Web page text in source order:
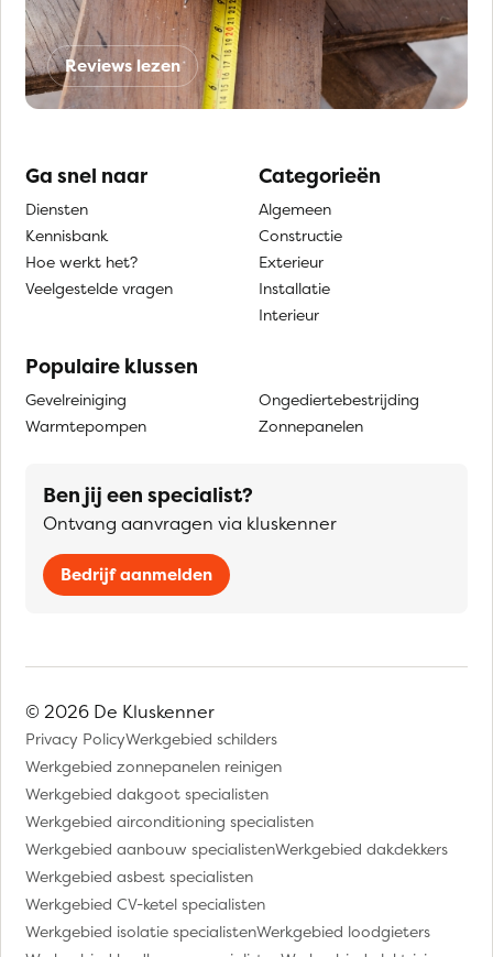
Reviews lezen
Ga snel naar
Diensten
Kennisbank
Hoe werkt het?
Veelgestelde vragen
Categorieën
Algemeen
Constructie
Exterieur
Installatie
Interieur
Populaire klussen
Gevelreiniging
Warmtepompen
Ongediertebestrijding
Zonnepanelen
Ben jij een specialist?
Ontvang aanvragen via kluskenner
Bedrijf aanmelden
© 2026 De Kluskenner
Privacy PolicyWerkgebied schilders
Werkgebied zonnepanelen reinigen
Werkgebied dakgoot specialisten
Werkgebied airconditioning specialisten
Werkgebied aanbouw specialistenWerkgebied dakdekkers
Werkgebied asbest specialisten
Werkgebied CV-ketel specialisten
Werkgebied isolatie specialistenWerkgebied loodgieters